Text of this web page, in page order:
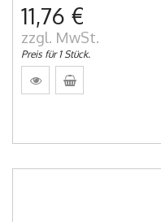
11,76 €
zzgl. MwSt.
Preis für 1 Stück.